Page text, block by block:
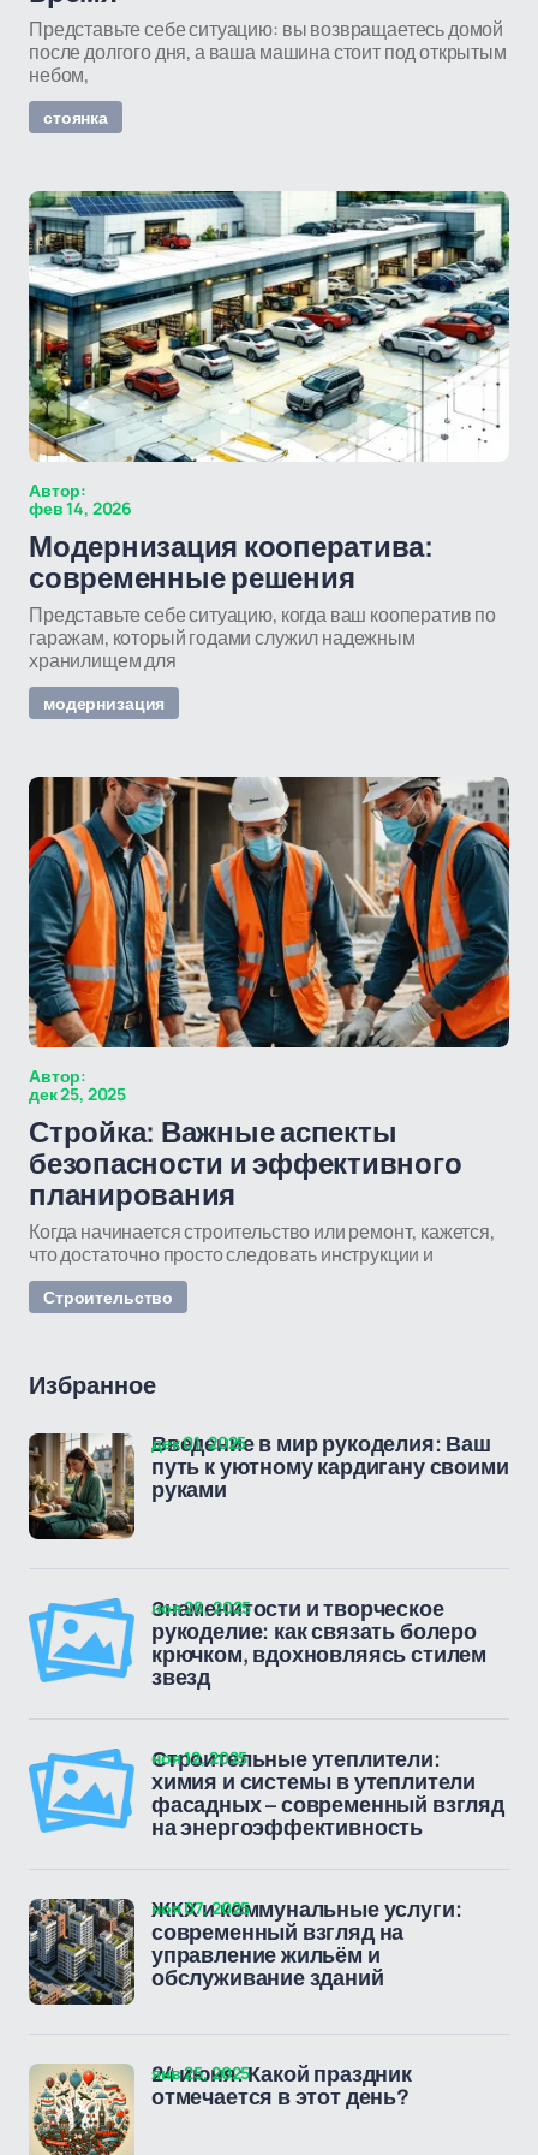
Представьте себе ситуацию: вы возвращаетесь домой
после долгого дня, а ваша машина стоит под открытым
небом,
стоянка
Автор:
фев 14, 2026
Модернизация кооператива:
современные решения
Представьте себе ситуацию, когда ваш кооператив по
гаражам, который годами служил надежным
хранилищем для
модернизация
Автор:
дек 25, 2025
Стройка: Важные аспекты
безопасности и эффективного
планирования
Когда начинается строительство или ремонт, кажется,
что достаточно просто следовать инструкции и
Строительство
Избранное
Введение в мир рукоделия: Ваш
путь к уютному кардигану своими
руками
дек 01, 2025
Знаменитости и творческое
рукоделие: как связать болеро
крючком, вдохновляясь стилем
звезд
ноя 28, 2025
Строительные утеплители:
химия и системы в утеплители
фасадных – современный взгляд
на энергоэффективность
ноя 12, 2025
ЖКХ и коммунальные услуги:
современный взгляд на
управление жильём и
обслуживание зданий
ноя 07, 2025
24 июня: Какой праздник
отмечается в этот день?
янв 25, 2025